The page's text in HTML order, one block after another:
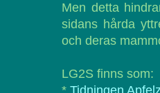
Men detta
sidans hårda
och deras
LG2S finns som:
* Tidningen